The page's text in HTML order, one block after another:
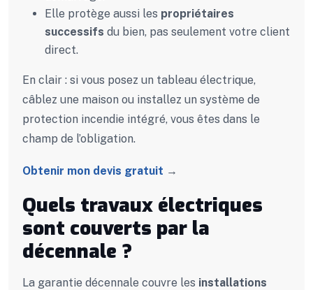
Elle protège aussi les propriétaires
successifs du bien, pas seulement votre client
direct.
En clair : si vous posez un tableau électrique,
câblez une maison ou installez un système de
protection incendie intégré, vous êtes dans le
champ de l’obligation.
Obtenir mon devis gratuit →
Quels travaux électriques
sont couverts par la
décennale ?
La garantie décennale couvre les installations